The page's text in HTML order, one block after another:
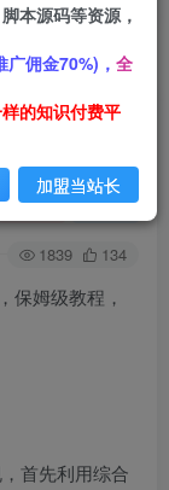
操作，保姆
关注 私信
1839 134
保姆级教程，
首先利用综合
本源码等资源，
佣金70%)， 全
的知识付费平
加盟当站长